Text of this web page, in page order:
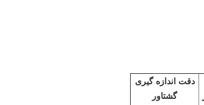
دقت اندازه گیری
گشتاور